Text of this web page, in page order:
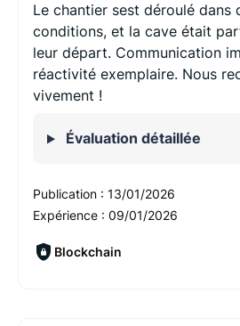
Le chantier sest déroulé dans
conditions, et la cave était
leur départ. Communication
réactivité exemplaire. Nous
vivement !
Évaluation détaillée
Publication : 13/01/2026
Expérience : 09/01/2026
Blockchain